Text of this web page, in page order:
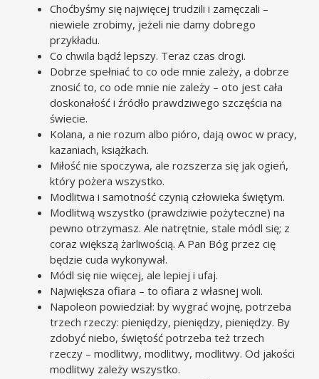
Choćbyśmy się najwięcej trudzili i zamęczali –
niewiele zrobimy, jeżeli nie damy dobrego
przykładu.
Co chwila bądź lepszy. Teraz czas drogi.
Dobrze spełniać to co ode mnie zależy, a dobrze
znosić to, co ode mnie nie zależy – oto jest cała
doskonałość i źródło prawdziwego szczęścia na
świecie.
Kolana, a nie rozum albo pióro, dają owoc w pracy,
kazaniach, książkach.
Miłość nie spoczywa, ale rozszerza się jak ogień,
który pożera wszystko.
Modlitwa i samotność czynią człowieka świętym.
Modlitwą wszystko (prawdziwie pożyteczne) na
pewno otrzymasz. Ale natrętnie, stale módl się; z
coraz większą żarliwością. A Pan Bóg przez cię
będzie cuda wykonywał.
Módl się nie więcej, ale lepiej i ufaj.
Największa ofiara – to ofiara z własnej woli.
Napoleon powiedział: by wygrać wojnę, potrzeba
trzech rzeczy: pieniędzy, pieniędzy, pieniędzy. By
zdobyć niebo, świętość potrzeba też trzech
rzeczy – modlitwy, modlitwy, modlitwy. Od jakości
modlitwy zależy wszystko.